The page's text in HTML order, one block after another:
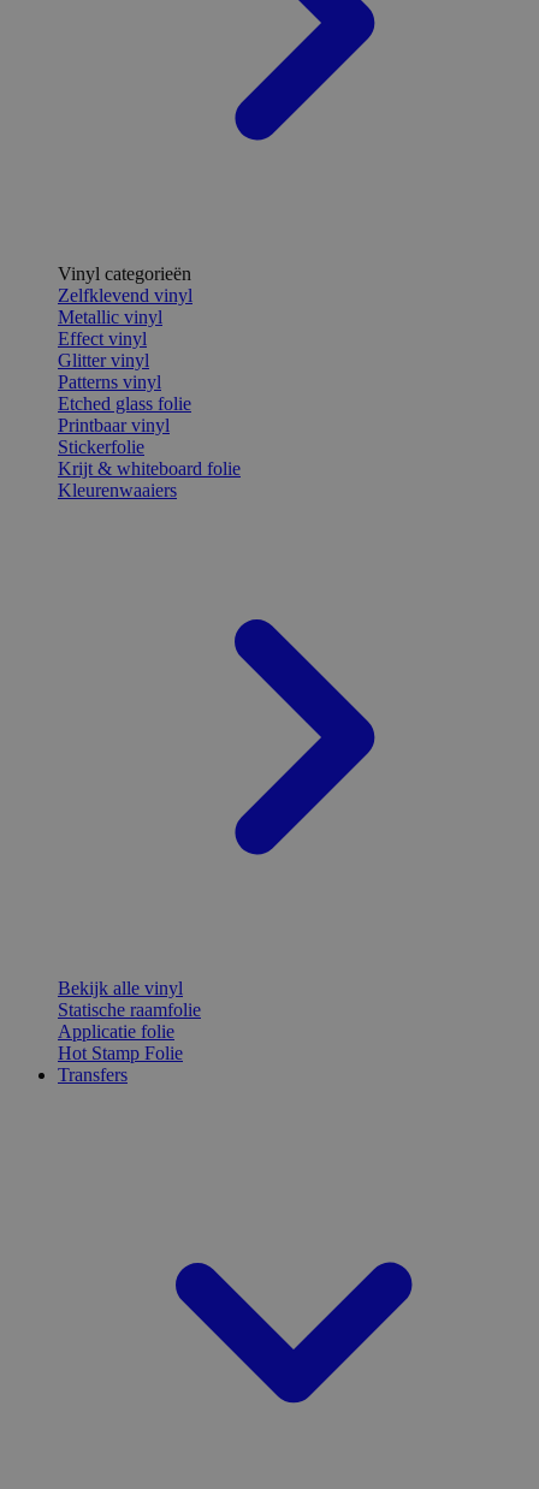
Vinyl categorieën
Zelfklevend vinyl
Metallic vinyl
Effect vinyl
Glitter vinyl
Patterns vinyl
Etched glass folie
Printbaar vinyl
Stickerfolie
Krijt & whiteboard folie
Kleurenwaaiers
Bekijk alle vinyl
Statische raamfolie
Applicatie folie
Hot Stamp Folie
Transfers